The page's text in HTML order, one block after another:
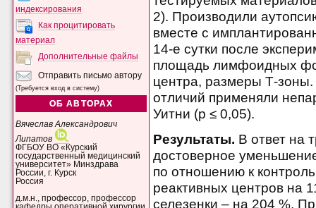
индексирования
Как процитировать
материал
Дополнительные файлы
Отправить письмо автору
(Требуется вход в систему)
ОБ АВТОРАХ
Вячеслав Александрович
Липатов
ФГБОУ ВО «Курский
государственный медицинский
университет» Минздрава
России, г. Курск
Россия
д.м.н., профессор, профессор
2). Производили
вместе с
14-е сутки после
площадь лимфоидных
центра, размеры Т-
отличий применяли
Уитни (p ≤ 0,05).
Результаты. В ответ на
достоверное
по отношению к
реактивных центров на
селезенки – на 204 %.